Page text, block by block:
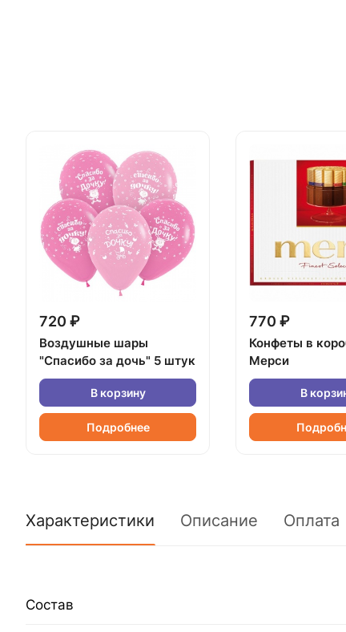
720 ₽
Воздушные шары
"Спасибо за дочь" 5 штук
В корзину
Подробнее
770 ₽
Конфеты в
Мерси
В
Характеристики Описание Оплата
Состав